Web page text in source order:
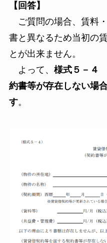
【回答】
ご質問の場合、賃料
書と異なるため当初の
とが出来ません。
よって、 様式５－４
約書等が存在しない場
す。